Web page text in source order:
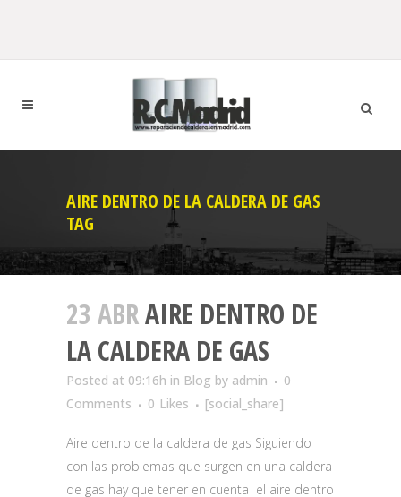
AIRE DENTRO DE LA CALDERA DE GAS
TAG
23 ABRAIRE DENTRO DE
LA CALDERA DE GAS
Posted at 09:16h in Blog by admin
0
Comments
0 Likes [social_share]
Aire dentro de la caldera de gas Siguiendo
con las problemas que surgen en una caldera
de gas hay que tener en cuenta el aire dentro